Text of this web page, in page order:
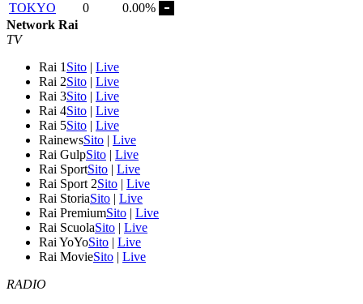
TOKYO
0
0.00%
Network Rai
TV
Rai 1 Sito | Live
Rai 2Sito | Live
Rai 3Sito | Live
Rai 4Sito | Live
Rai 5Sito | Live
RainewsSito | Live
Rai GulpSito | Live
Rai SportSito | Live
Rai Sport 2Sito | Live
Rai StoriaSito | Live
Rai PremiumSito | Live
Rai ScuolaSito | Live
Rai YoYoSito | Live
Rai MovieSito | Live
RADIO